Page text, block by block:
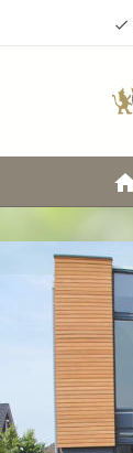
done